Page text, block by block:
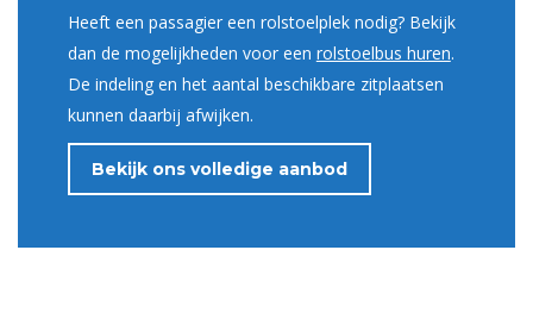
Heeft een passagier een rolstoelplek nodig? Bekijk
dan de mogelijkheden voor een rolstoelbus huren.
De indeling en het aantal beschikbare zitplaatsen
kunnen daarbij afwijken.
Bekijk ons volledige aanbod